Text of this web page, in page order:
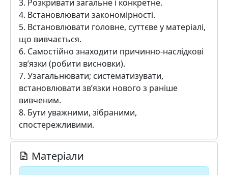
3. Розкривати загальне і конкретне.
4. Встановлювати закономірності.
5. Встановлювати головне, суттєве у матеріалі,
що вивчається.
6. Самостійно знаходити причинно-наслідкові
зв’язки (робити висновки).
7. Узагальнювати; систематизувати,
встановлювати зв’язки нового з раніше
вивченим.
8. Бути уважними, зібраними,
спостережливими.
Матеріали